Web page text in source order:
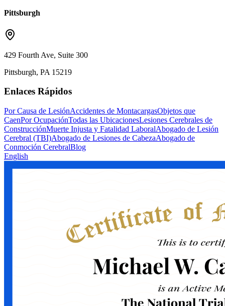
Pittsburgh
429 Fourth Ave, Suite 300
Pittsburgh, PA 15219
Enlaces Rápidos
Por Causa de LesiónAccidentes de MontacargasObjetos que
CaenPor OcupaciónTodas las UbicacionesLesiones Cerebrales de
ConstrucciónMuerte Injusta y Fatalidad LaboralAbogado de Lesión
Cerebral (TBI)Abogado de Lesiones de CabezaAbogado de
Conmoción CerebralBlog
English